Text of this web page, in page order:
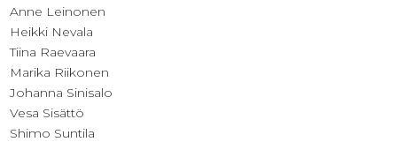
Anne Leinonen
Heikki Nevala
Tiina Raevaara
Marika Riikonen
Johanna Sinisalo
Vesa Sisättö
Shimo Suntila